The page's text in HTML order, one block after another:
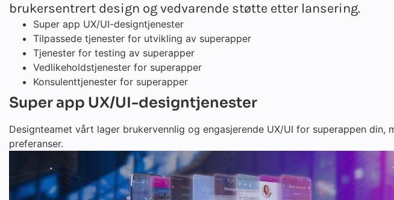
brukersentrert design og vedvarende støtte etter lansering.
Super app UX/UI-designtjenester
Tilpassede tjenester for utvikling av superapper
Tjenester for testing av superapper
Vedlikeholdstjenester for superapper
Konsulenttjenester for superapper
Super app UX/UI-designtjenester
Designteamet vårt lager brukervennlig og engasjerende UX/UI for superappen
preferanser.